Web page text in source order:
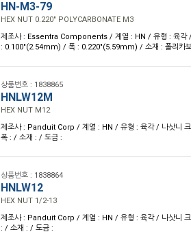
HN-M3-79
HEX NUT 0.220" POLYCARBONATE M3
제조사 : Essentra Components / 계열 : HN / 유형 : 육각
: 0.100"(2.54mm) / 폭 : 0.220"(5.59mm) / 소재 : 폴리카
상품번호 : 1838865
HNLW12M
HEX NUT M12
제조사 : Panduit Corp / 계열 : HN / 유형 : 육각 / 나삿니
폭 : / 소재 : / 도금 :
상품번호 : 1838864
HNLW12
HEX NUT 1/2-13
제조사 : Panduit Corp / 계열 : HN / 유형 : 육각 / 나삿니
: / 소재 : / 도금 :